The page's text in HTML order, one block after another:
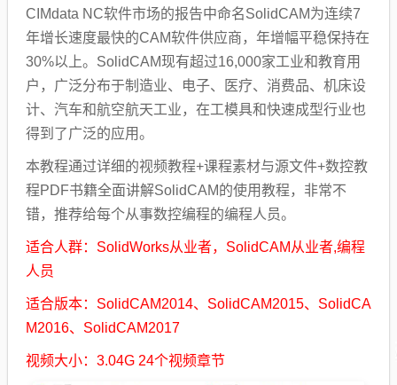
CIMdata NC软件市场的报告中命名SolidCAM为连续7
年增长速度最快的CAM软件供应商，年增幅平稳保持在
30%以上。SolidCAM现有超过16,000家工业和教育用
户，广泛分布于制造业、电子、医疗、消费品、机床设
计、汽车和航空航天工业，在工模具和快速成型行业也
得到了广泛的应用。
本教程通过详细的视频教程+课程素材与源文件+数控教
程PDF书籍全面讲解SolidCAM的使用教程，非常不
错，推荐给每个从事数控编程的编程人员。
适合人群：SolidWorks从业者，SolidCAM从业者,编程
人员
适合版本：SolidCAM2014、SolidCAM2015、SolidCA
M2016、SolidCAM2017
视频大小：3.04G 24个视频章节